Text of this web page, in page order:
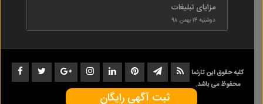
مزایای تبلیغات
دوشنبه ۱۴ بهمن ۹۸
کلیه حقوق این تارنما
محفوظ می باشد.
1402-1398
ثبت آگهی رایگان